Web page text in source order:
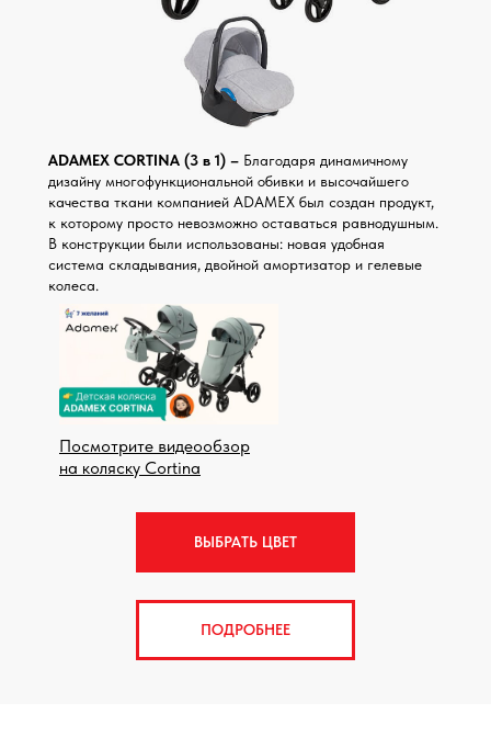
ADAMEX CORTINA (3 в 1) – Благодаря динамичному
дизайну многофункциональной обивки и высочайшего
качества ткани компанией ADAMEX был создан продукт,
к которому просто невозможно оставаться равнодушным.
В конструкции были использованы: новая удобная
система складывания, двойной амортизатор и гелевые
колеса.
ВЫБРАТЬ ЦВЕТ
ПОДРОБНЕЕ
Посмотрите видеообзор
на коляску Cortina